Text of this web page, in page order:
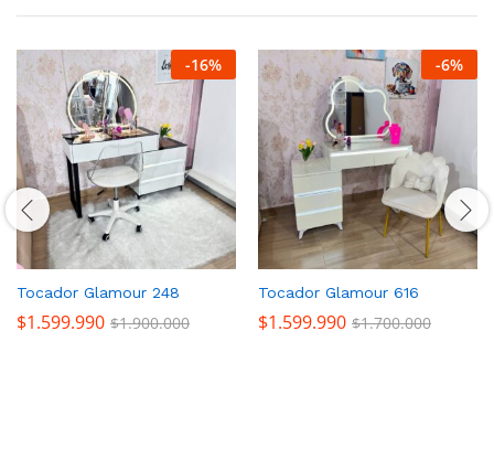
-16%
Tocador Glamour 248
$1.599.990 $1.900.000
-6%
Tocador Glamour 616
$1.599.990 $1.700.000